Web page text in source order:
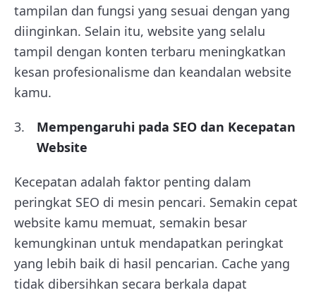
tampilan dan fungsi yang sesuai dengan yang
diinginkan. Selain itu, website yang selalu
tampil dengan konten terbaru meningkatkan
kesan profesionalisme dan keandalan website
kamu.
Mempengaruhi pada SEO dan Kecepatan
Website
Kecepatan adalah faktor penting dalam
peringkat SEO di mesin pencari. Semakin cepat
website kamu memuat, semakin besar
kemungkinan untuk mendapatkan peringkat
yang lebih baik di hasil pencarian. Cache yang
tidak dibersihkan secara berkala dapat